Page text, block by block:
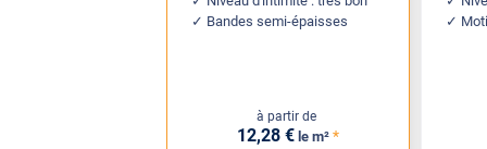
Bandes semi-épaisses
à partir de
12,28 € le m² *